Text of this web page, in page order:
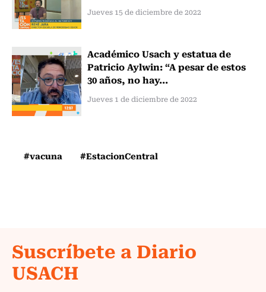
Jueves 15 de diciembre de 2022
Académico Usach y estatua de
Patricio Aylwin: “A pesar de estos
30 años, no hay...
Jueves 1 de diciembre de 2022
#vacuna #EstacionCentral